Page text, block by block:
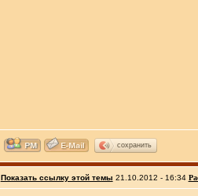
сохранить
Показать ссылку этой темы 21.10.2012 - 16:34